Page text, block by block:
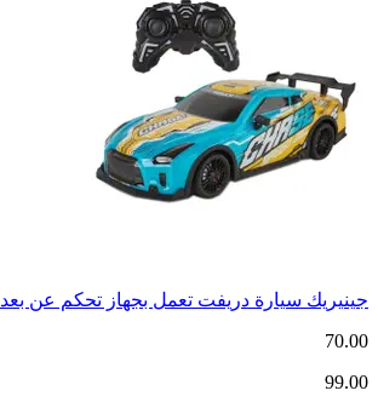
جينيريك سيارة دريفت تعمل بجهاز تحكم عن بعد
70.00
99.00